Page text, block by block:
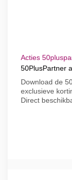
Acties
50PlusPartner
Download de
exclusieve
Direct